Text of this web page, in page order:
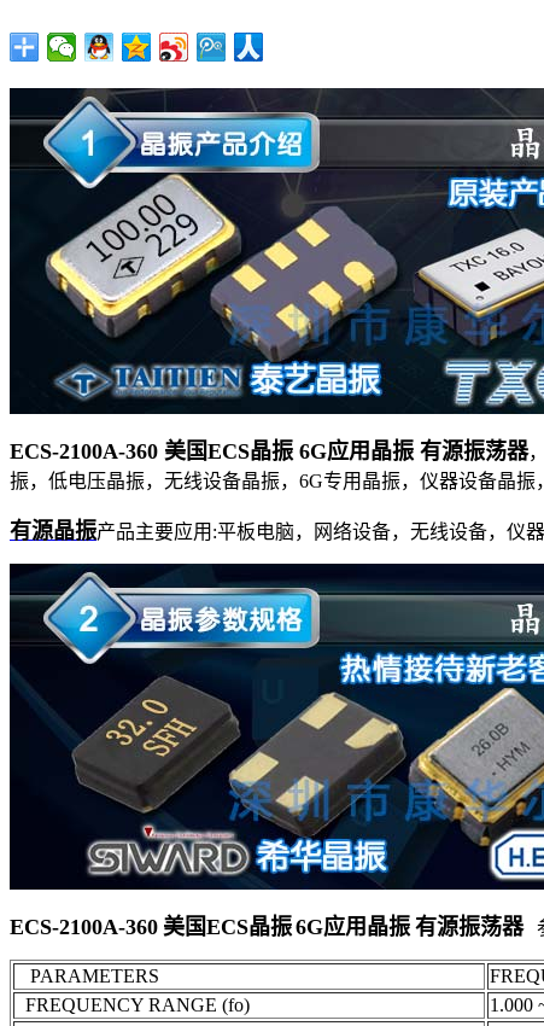
ECS-2100A-360 美国ECS晶振 6G应用晶振 有源振荡器
振，低电压晶振，无线设备晶振，6G专用晶振，仪器设备晶
有源晶振产品主要应用:平板电脑，网络设备，无线设备，仪器
ECS-2100A-360 美国ECS晶振 6G应用晶振 有源振荡器
PARAMETERS
FREQUENCY RANGE (fo)
1.000